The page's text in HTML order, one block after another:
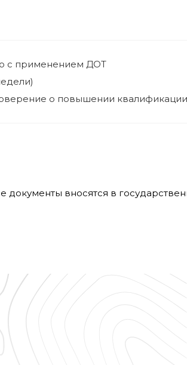
с применением ДОТ
о повышении квалификации
документы вносятся в